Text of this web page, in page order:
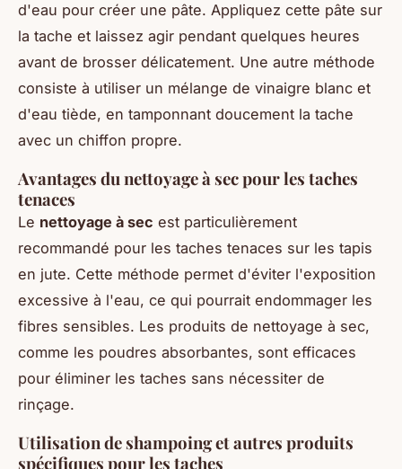
d'eau pour créer une pâte. Appliquez cette pâte sur
la tache et laissez agir pendant quelques heures
avant de brosser délicatement. Une autre méthode
consiste à utiliser un mélange de vinaigre blanc et
d'eau tiède, en tamponnant doucement la tache
avec un chiffon propre.
Avantages du nettoyage à sec pour les taches
tenaces
Le nettoyage à sec est particulièrement
recommandé pour les taches tenaces sur les tapis
en jute. Cette méthode permet d'éviter l'exposition
excessive à l'eau, ce qui pourrait endommager les
fibres sensibles. Les produits de nettoyage à sec,
comme les poudres absorbantes, sont efficaces
pour éliminer les taches sans nécessiter de
rinçage.
Utilisation de shampoing et autres produits
spécifiques pour les taches